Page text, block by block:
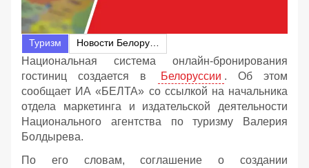
Туризм
Национальная система онлайн-бронирования
гостиниц создается в
Белоруссии . Об этом
сообщает ИА «БЕЛТА» со ссылкой на начальника
отдела маркетинга и издательской деятельности
Национального агентства по туризму Валерия
Болдырева.
По его словам, соглашение о создании